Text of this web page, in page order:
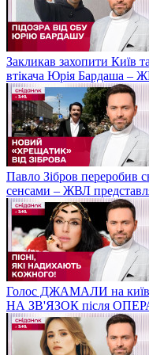
Закликав захопити Київ
втікача Юрія Бардаша –
Павло Зібров переробив
сенсами – ЖВЛ
Голос ДЖАМАЛИ на
НА ЗВ'ЯЗОК після